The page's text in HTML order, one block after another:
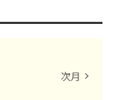
次月